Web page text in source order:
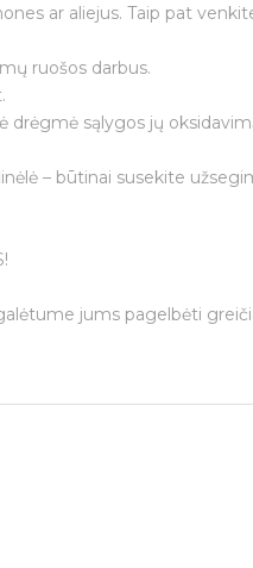
ar aliejus. Taip pat
ruošos darbus.
sąlygos jų
– būtinai susekite
jums pagelbėti